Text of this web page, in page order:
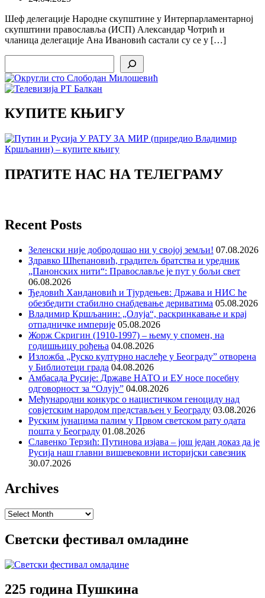
Шеф делегације Народне скупштине у Интерпарламентарној
скупштини православља (ИСП) Александар Чотрић и
чланица делегације Ана Ивановић састали су се у […]
КУПИТЕ КЊИГУ
ПРАТИТЕ НАС НА ТЕЛЕГРАМУ
Recent Posts
Зеленски није добродошао ни у својој земљи! 07.08.2026
Здравко Шћепановић, градитељ братства и уредник
„Панонских нити“: Православље је пут у бољи свет
06.08.2026
Ђедовић Хандановић и Тјурдењев: Држава и НИС ће
обезбедити стабилно снабдевање дериватима 05.08.2026
Владимир Кршљанин: „Олуја“, раскринкавање и крај
отпадничке империје 05.08.2026
Жорж Скригин (1910-1997) – њему у спомен, на
годишњицу рођења 04.08.2026
Изложба „Руско културно наслеђе у Београду” отворена
у Библиотеци града 04.08.2026
Амбасада Русије: Државе НАТО и ЕУ носе посебну
одговорност за “Олују” 04.08.2026
Међународни конкурс о нацистичком геноциду над
совјетским народом представљен у Београду 03.08.2026
Руским јунацима палим у Првом светском рату одата
пошта у Београду 01.08.2026
Славенко Терзић: Путинова изјава – још један доказ да је
Русија наш главни вишевековни историјски савезник
30.07.2026
Archives
Archives
Светски фестивал омладине
225 година Пушкина